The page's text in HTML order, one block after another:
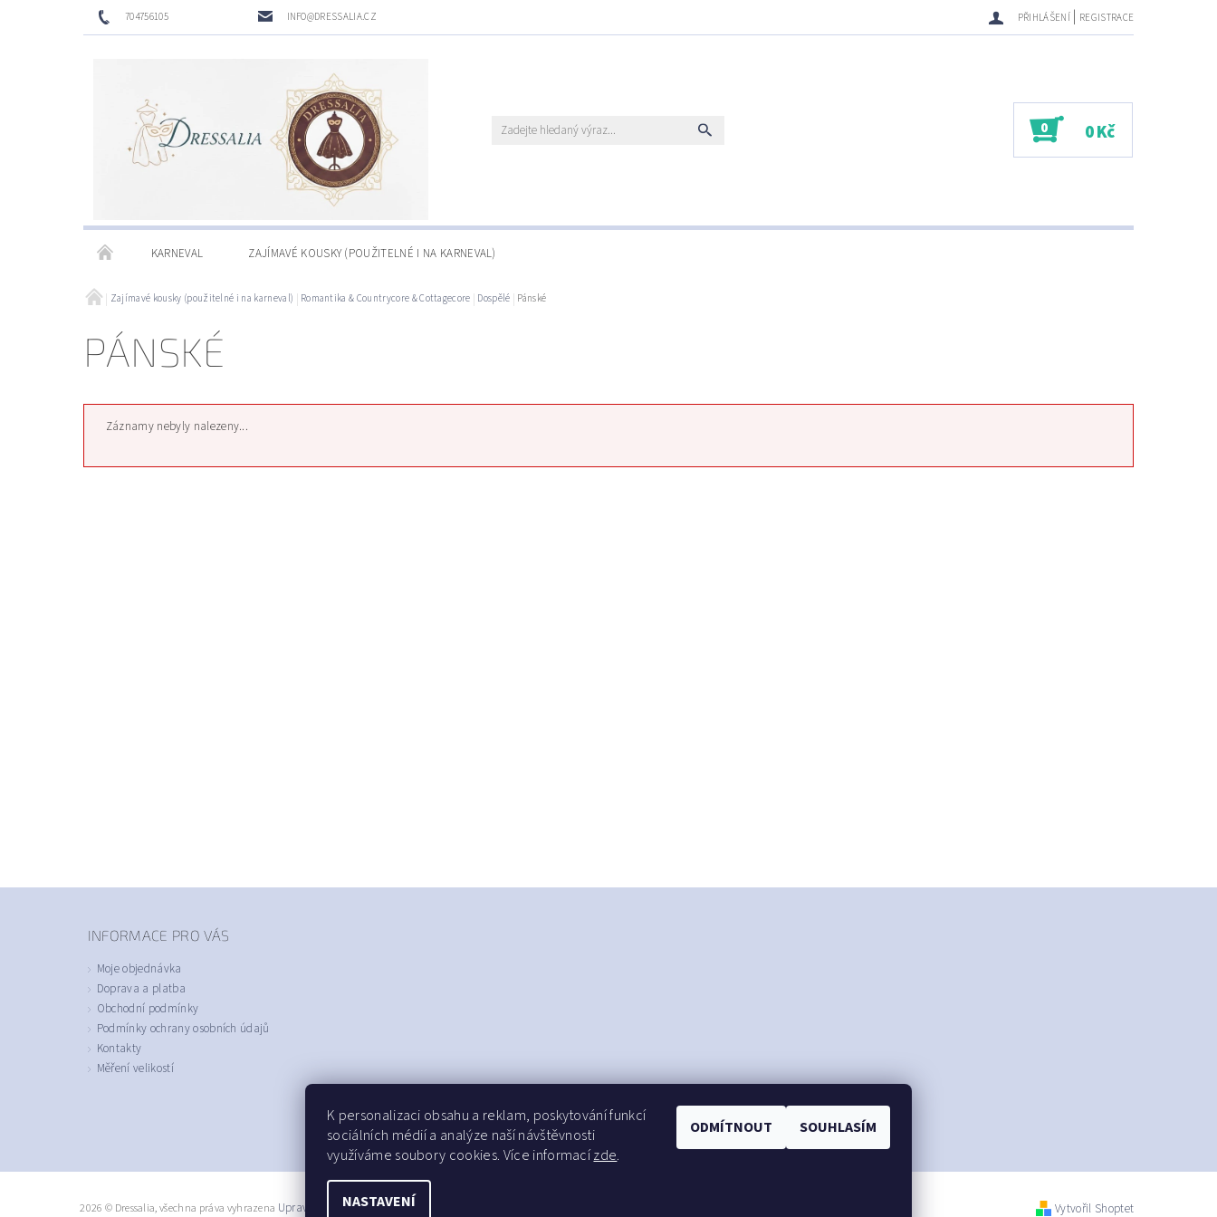
704756105 INFO@DRESSALIA.CZ PŘIHLÁŠENÍ | REGISTRACE
0 0 Kč
KARNEVAL ZAJÍMAVÉ KOUSKY (POUŽITELNÉ I NA KARNEVAL)
Zajímavé kousky (použitelné i na karneval) Romantika & Countrycore & Cottagecore Dospělé Pánské
PÁNSKÉ
Záznamy nebyly nalezeny...
INFORMACE PRO VÁS
Moje objednávka
Doprava a platba
Obchodní podmínky
Podmínky ochrany osobních údajů
Kontakty
Měření velikostí
2026 © Dressalia, všechna práva vyhrazena Upravit nastavení cookies Vytvořil Shoptet
K personalizaci obsahu a reklam, poskytování funkcí
sociálních médií a analýze naší návštěvnosti
využíváme soubory cookies. Více informacízde.
NASTAVENÍ
ODMÍTNOUT SOUHLASÍM